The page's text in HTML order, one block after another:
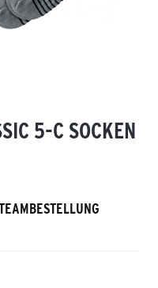
5-C SOCKEN